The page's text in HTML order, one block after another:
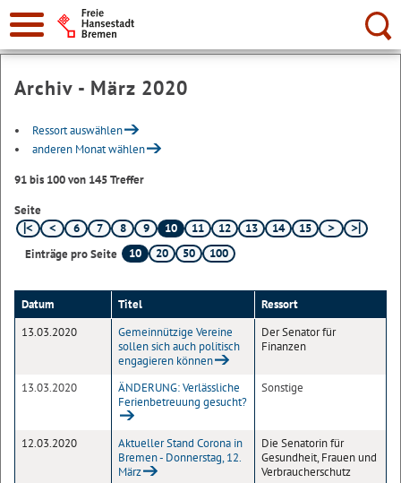
Suche:
Archiv - März 2020
Ressort auswählen
anderen Monat wählen
91 bis 100 von 145 Treffer
Seite
6
7 8 9 10 11 12 13 14
15
Einträge pro Seite
10 20 50 100
Datum Titel
Ressort
13.03.2020
Gemeinnützige Vereine
sollen sich auch politisch
engagieren können
Der Senator für
Finanzen
13.03.2020
ÄNDERUNG: Verlässliche
Ferienbetreuung gesucht?
Sonstige
12.03.2020
Aktueller Stand Corona in
Bremen - Donnerstag, 12.
März
Die Senatorin für
Gesundheit, Frauen und
Verbraucherschutz